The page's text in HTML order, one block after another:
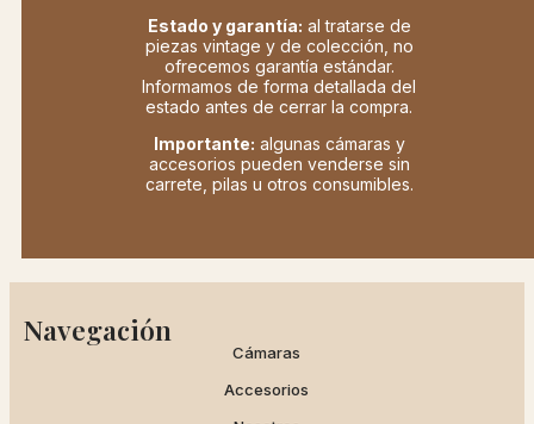
Estado y garantía: al tratarse de
piezas vintage y de colección, no
ofrecemos garantía estándar.
Informamos de forma detallada del
estado antes de cerrar la compra.
Importante: algunas cámaras y
accesorios pueden venderse sin
carrete, pilas u otros consumibles.
Navegación
Cámaras
Accesorios